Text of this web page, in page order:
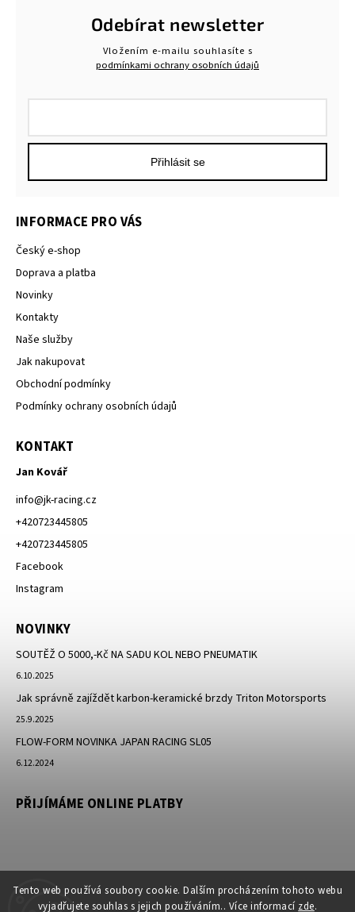
Tento web používá soubory cookie. Dalším procházením tohoto webu
vyjadřujete souhlas s jejich používáním.. Více informací zde.
INFORMACE PRO VÁS
Český e-shop
Doprava a platba
Novinky
Kontakty
Naše služby
Jak nakupovat
Obchodní podmínky
Podmínky ochrany osobních údajů
KONTAKT
Jan Kovář
info@jk-racing.cz
+420723445805
+420723445805
Facebook
Instagram
NOVINKY
SOUTĚŽ O 5000,-Kč NA SADU KOL NEBO PNEUMATIK
6.10.2025
Jak správně zajíždět karbon-keramické brzdy Triton Motorsports
25.9.2025
FLOW-FORM NOVINKA JAPAN RACING SL05
6.12.2024
PŘIJÍMÁME ONLINE PLATBY
Odebírat newsletter
Vložením e-mailu souhlasíte s
podmínkami ochrany osobních údajů
Přihlásit se